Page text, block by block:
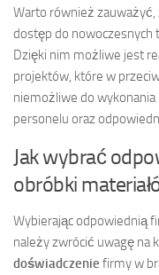
Warto również zauważyć,
dostęp do nowoczesnych
Dzięki nim możliwe jest
projektów, które w
niemożliwe do
personelu oraz
Jak wybrać
obróbki
Wybierając odpowiednią
należy zwrócić uwagę na
doświadczenie firmy w